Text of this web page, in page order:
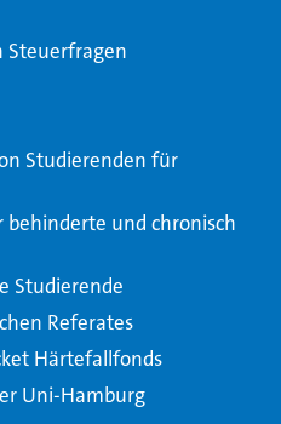
Steuerfragen
Studierenden für
behinderte und chronisch
Studierende
Referates
Härtefallfonds
Uni-Hamburg